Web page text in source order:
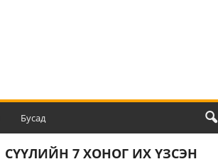
Бусад
СҮҮЛИЙН 7 ХОНОГ ИХ ҮЗСЭН